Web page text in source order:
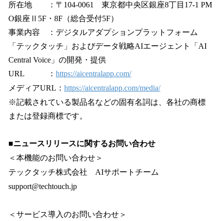
所在地 ：〒104-0061 東京都中央区銀座8丁目17-1 PM
O銀座Ⅱ5F・8F（総合受付5F）
事業内容 ：デジタルアダプションプラットフォーム
「テックタッチ」およびデータ戦略AIエージェント「AI
Central Voice」の開発・提供
URL ： https://aicentralapp.com/
メディアURL： https://aicentralapp.com/media/
※記載されている製品名などの固有名詞は、各社の商標
または登録商標です。
■ニュースリリースに関するお問い合わせ
＜本機能のお問い合わせ＞
テックタッチ株式会社 AIサポートチーム
support@techtouch.jp
＜サービス導入のお問い合わせ＞